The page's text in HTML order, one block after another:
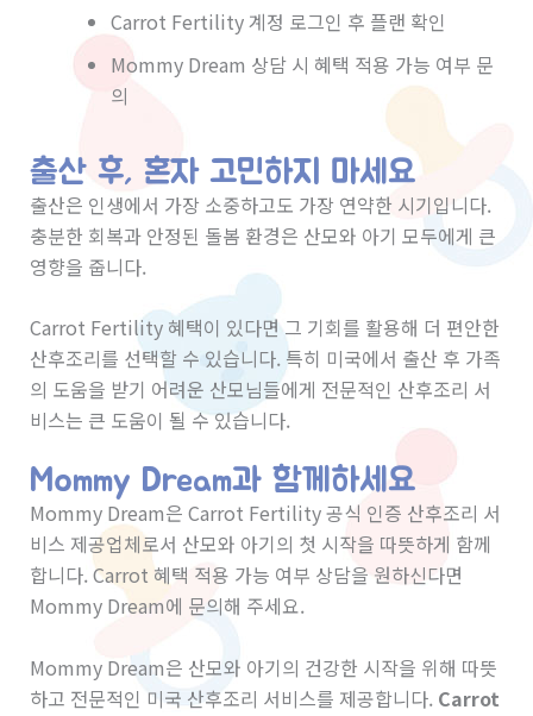
Carrot Fertility 계정 로그인 후 플랜 확인
Mommy Dream 상담 시 혜택 적용 가능 여부 문
의
출산 후, 혼자 고민하지 마세요
출산은 인생에서 가장 소중하고도 가장 연약한 시기입니다.
충분한 회복과 안정된 돌봄 환경은 산모와 아기 모두에게 큰
영향을 줍니다.
Carrot Fertility 혜택이 있다면 그 기회를 활용해 더 편안한
산후조리를 선택할 수 있습니다. 특히 미국에서 출산 후 가족
의 도움을 받기 어려운 산모님들에게 전문적인 산후조리 서
비스는 큰 도움이 될 수 있습니다.
Mommy Dream과 함께하세요
Mommy Dream은 Carrot Fertility 공식 인증 산후조리 서
비스 제공업체로서 산모와 아기의 첫 시작을 따뜻하게 함께
합니다. Carrot 혜택 적용 가능 여부 상담을 원하신다면
Mommy Dream에 문의해 주세요.
Mommy Dream은 산모와 아기의 건강한 시작을 위해 따뜻
하고 전문적인 미국 산후조리 서비스를 제공합니다. Carrot